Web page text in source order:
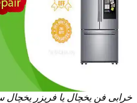
خرابی فن یخچال یا فریزر